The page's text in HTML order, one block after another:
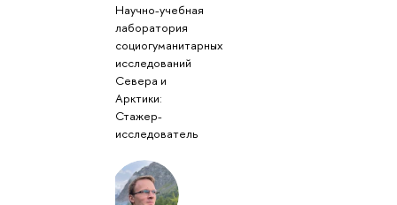
Научно-учебная
лаборатория
социогуманитарных
исследований
Севера и
Арктики:
Стажер-
исследователь